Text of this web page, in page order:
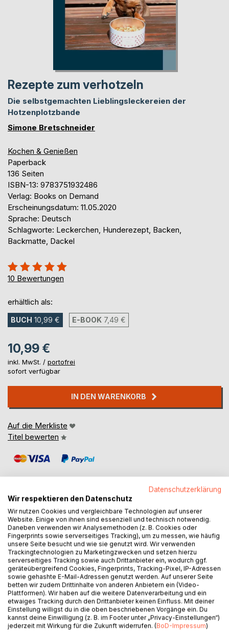
Rezepte zum verhotzeln
Die selbstgemachten Lieblingsleckereien der
Hotzenplotzbande
Simone Bretschneider
Kochen & Genießen
Paperback
136 Seiten
ISBN-13: 9783751932486
Verlag: Books on Demand
Erscheinungsdatum: 11.05.2020
Sprache: Deutsch
Schlagworte: Leckerchen, Hunderezept, Backen,
Backmatte, Dackel
Bewertung::
100%
10 Bewertungen
erhältlich als:
BUCH 10,99 € E-BOOK 7,49 €
10,99 €
inkl. MwSt. / portofrei
sofort verfügbar
IN DEN WARENKORB
Auf die Merkliste
Titel bewerten
BESCHREIBUNG
Wieso Hundeleckerchen und Co selber machen, wenn man
doch auch ganz leicht ins Regal greifen kann?
Ganz einfach: Es macht nicht nur Spaß, man hat auch den
Vorteil genau zu wissen, was denn nun für Zutaten in den
Hundedelikatessen drin sind.
Deshalb haben wir, die Hotzenplotzbande, unserem
Frauchen ins Gewissen geredet, damit sie unsere
absoluten Lieblingsschmackofatzitäten für Euch mal
Datenschutzerklärung
Wir respektieren den Datenschutz
Wir nutzen Cookies und vergleichbare Technologien auf unserer
Website. Einige von ihnen sind essenziell und technisch notwendig.
Daneben verwenden wir Analysemethoden (z. B. Cookies oder
Fingerprints sowie serverseitiges Tracking), um zu messen, wie häufig
unsere Seite besucht und wie sie genutzt wird. Wir verwenden
Trackingtechnologien zu Marketingzwecken und setzen hierzu
serverseitiges Tracking sowie auch Drittanbieter ein, wodurch ggf.
geräteübergreifend Cookies, Fingerprints, Tracking-Pixel, IP-Adressen
sowie gehashte E-Mail-Adressen genutzt werden. Auf unserer Seite
betten wir zudem Drittinhalte von anderen Anbietern ein (Video-
Plattformen). Wir haben auf die weitere Datenverarbeitung und ein
etwaiges Tracking durch den Drittanbieter keinen Einfluss. Mit deiner
Einstellung willigst du in die oben beschriebenen Vorgänge ein. Du
kannst deine Einwilligung (z. B. im Footer unter „Privacy-Einstellungen“)
jederzeit mit Wirkung für die Zukunft widerrufen. (BoD-Impressum)